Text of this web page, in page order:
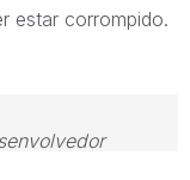
estar corrompido.